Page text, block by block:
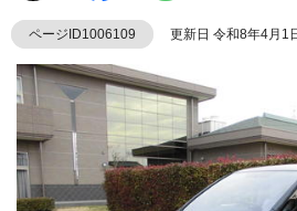
ページID1006109 更新日 令和8年4月1